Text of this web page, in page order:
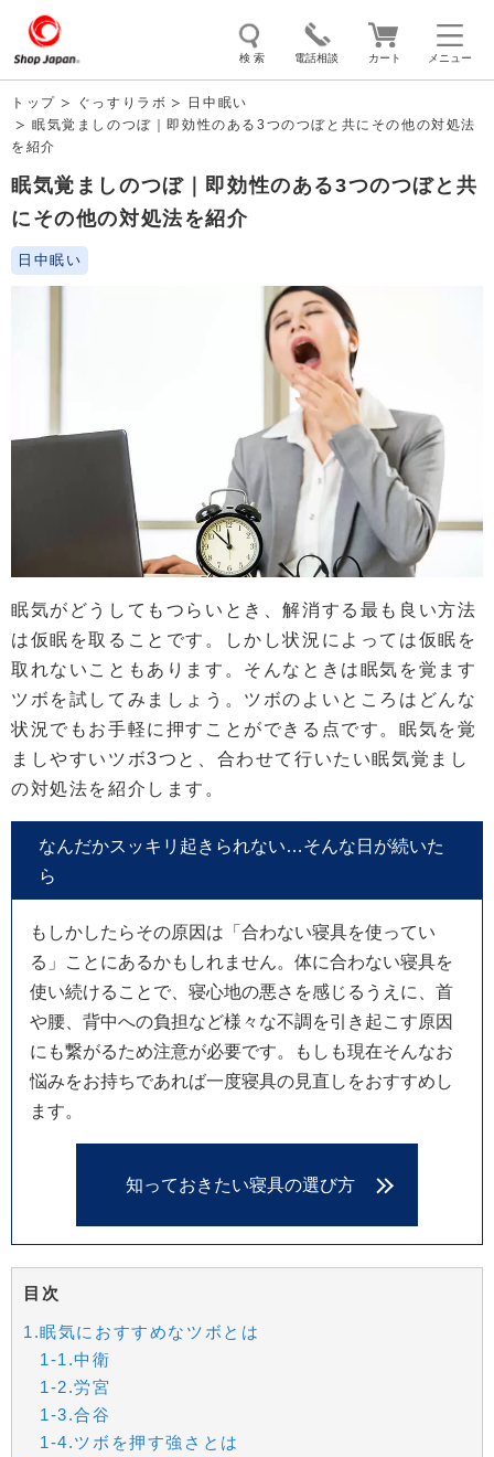
メニュー
検 索 電話相談 カート
トゥルースリーパー ソイリッチ ここひえ 枕
掃除機 クッキングプロ 補聴器 マイキュット
エアコン オーラルスマイル
トップ ぐっすりラボ
日中眠い
眠気覚ましのつぼ｜即効性のある3つのつぼと共にその他の対処法
を紹介
眠気覚ましのつぼ｜即効性のある3つのつぼと共
にその他の対処法を紹介
日中眠い
眠気がどうしてもつらいとき、解消する最も良い方法
は仮眠を取ることです。しかし状況によっては仮眠を
取れないこともあります。そんなときは眠気を覚ます
ツボを試してみましょう。ツボのよいところはどんな
状況でもお手軽に押すことができる点です。眠気を覚
ましやすいツボ3つと、合わせて行いたい眠気覚まし
の対処法を紹介します。
なんだかスッキリ起きられない…そんな日が続いた
ら
もしかしたらその原因は「合わない寝具を使ってい
る」ことにあるかもしれません。体に合わない寝具を
使い続けることで、寝心地の悪さを感じるうえに、首
や腰、背中への負担など様々な不調を引き起こす原因
にも繋がるため注意が必要です。もしも現在そんなお
悩みをお持ちであれば一度寝具の見直しをおすすめし
ます。
知っておきたい寝具の選び方
目次
1.眠気におすすめなツボとは
1-1.中衛
1-2.労宮
1-3.合谷
1-4.ツボを押す強さとは